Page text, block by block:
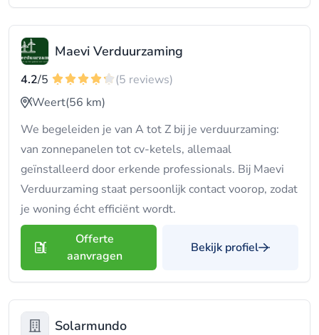
Maevi Verduurzaming
4.2/5
(5 reviews)
Weert(56 km)
We begeleiden je van A tot Z bij je verduurzaming:
van zonnepanelen tot cv-ketels, allemaal
geïnstalleerd door erkende professionals. Bij Maevi
Verduurzaming staat persoonlijk contact voorop, zodat
je woning écht efficiënt wordt.
Offerte
aanvragen
Bekijk profiel
Solarmundo